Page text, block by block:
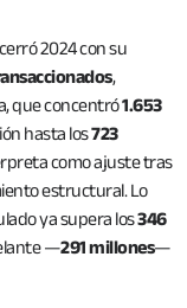
2024 con su
,
que concentró1.653
hasta los723
como ajuste tras
estructural. Lo
ya supera los346
—291 millones—